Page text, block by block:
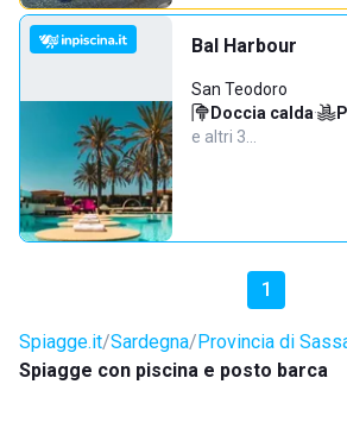
Bal Harbour
San Teodoro
Doccia calda·
e altri 3…
1
Spiagge.it Sardegna Provincia di
Spiagge con piscina e posto barca